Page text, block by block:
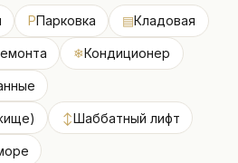
PПарковка ▤Кладовая
❄Кондиционер
↕Шаббатный лифт